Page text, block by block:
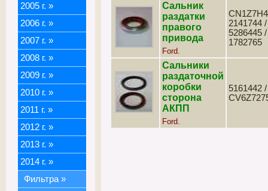
2005 г. »
2006 г. »
2007 г. »
2008 г. »
2009 г. »
2010 г. »
2011 г. »
2012 г. »
2013 г. »
2014 г. »
Фильтра »
Сальник
раздатки
правого
привода
Ford.
2141744 /
5286445 /
1782765
Сальники
раздаточной
коробки
сторона
АКПП
Ford.
5161442 /